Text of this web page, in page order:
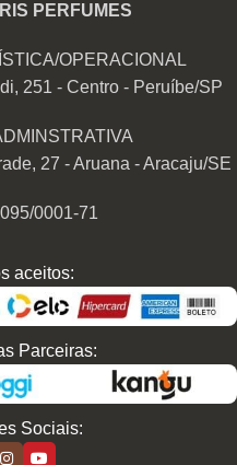
PERFUMES
OPERACIONAL
251 - Centro - Peruíbe/SP
27 - Aruana - Aracaju/SE
0001-71
aceitos:
Parceiras:
Sociais: